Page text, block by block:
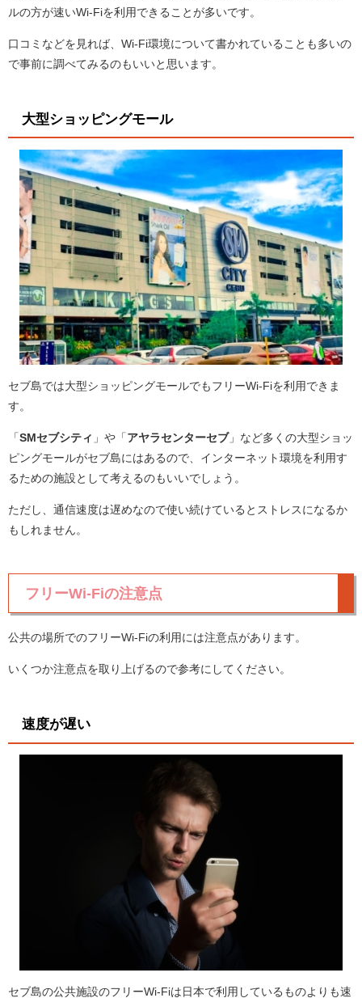
ルの方が速いWi-Fiを利用できることが多いです。
口コミなどを見れば、Wi-Fi環境について書かれていることも多いの
で事前に調べてみるのもいいと思います。
大型ショッピングモール
セブ島では大型ショッピングモールでもフリーWi-Fiを利用できま
す。
「SMセブシティ 」や「 アヤラセンターセブ」など多くの大型ショッ
ピングモールがセブ島にはあるので、インターネット環境を利用す
るための施設として考えるのもいいでしょう。
ただし、通信速度は遅めなので使い続けているとストレスになるか
もしれません。
フリーWi-Fiの注意点
公共の場所でのフリーWi-Fiの利用には注意点があります。
いくつか注意点を取り上げるので参考にしてください。
速度が遅い
セブ島の公共施設のフリーWi-Fiは日本で利用しているものよりも速